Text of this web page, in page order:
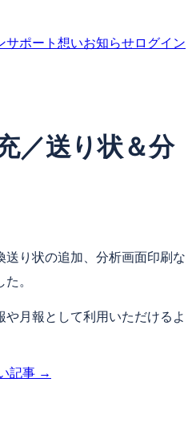
サポート 想いお知らせログイン
／送り状＆分
り状の追加、分析画面印刷な
。
月報として利用いただけるよ
記事 →